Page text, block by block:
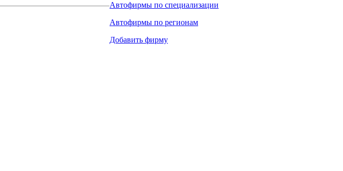
Автофирмы по специализации
Автофирмы по регионам
Добавить фирму